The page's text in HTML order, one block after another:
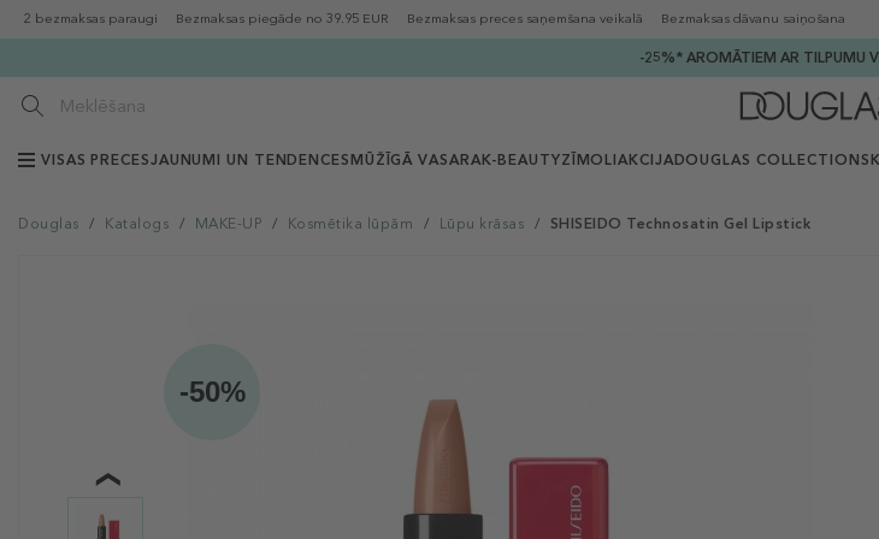
2 bezmaksas paraugi Bezmaksas piegāde no 39.95 EUR Bezmaksas preces saņemšana veikalā Bezmaksas dāvanu saiņošana
-25%* AROMĀTIEM AR TILPUMU
VISAS PRECESJAUNUMI UN TENDENCES MŪŽĪGĀ VASARAK-BEAUTYZĪMOLIAKCIJADOUGLAS COLLECTION
Douglas / Katalogs / MAKE-UP / Kosmētika lūpām / Lūpu krāsas / SHISEIDO Technosatin Gel Lipstick
-50%